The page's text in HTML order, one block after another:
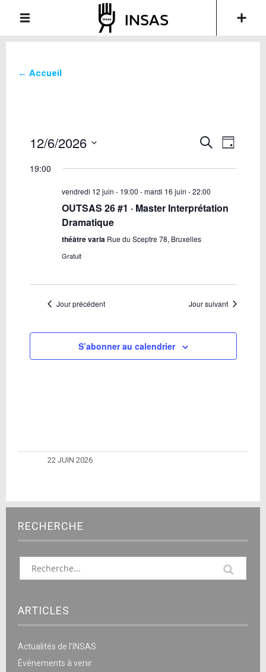
← Accueil
Recherche
navigation
Évènements
Recherche
vues
Day
12/6/2026
une
19:00
vendredi 12 juin - 19:00 -mardi 16 juin - 22:00
OUTSAS 26 #1 · Master Interprétation
Dramatique
théâtre varia Rue du Sceptre 78, Bruxelles
Gratuit
Jour précédent Jour suivant
S’abonner au calendrier
22 JUIN 2026
RECHERCHE
ARTICLES
Actualités de l’INSAS
Événements à venir